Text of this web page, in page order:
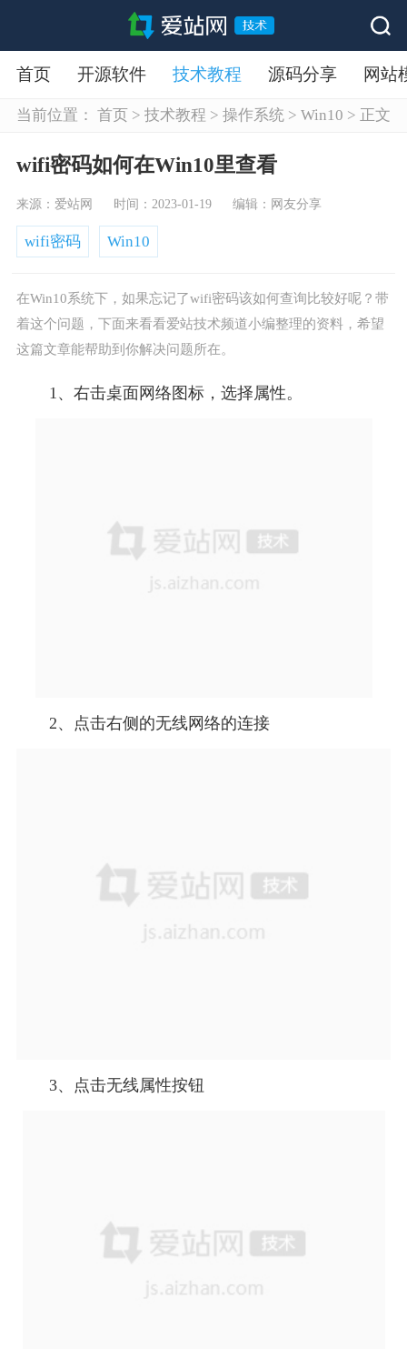
首页 开源软件 技术教程 源码分享 网站
当前位置： 首页 > 技术教程 > 操作系统 > Win10 > 正文
wifi密码如何在Win10里查看
来源：爱站网 时间：2023-01-19 编辑：网友分享
wifi密码 Win10
在Win10系统下，如果忘记了wifi密码该如何查询比较好呢？带
着这个问题，下面来看看爱站技术频道小编整理的资料，希望
这篇文章能帮助到你解决问题所在。
1、右击桌面网络图标，选择属性。
2、点击右侧的无线网络的连接
3、点击无线属性按钮